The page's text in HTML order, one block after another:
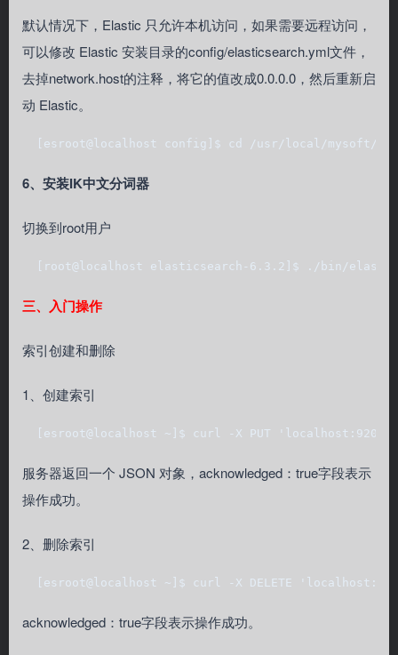
默认情况下，Elastic 只允许本机访问，如果需要远程访问，
可以修改 Elastic 安装目录的config/elasticsearch.yml文件，
去掉network.host的注释，将它的值改成0.0.0.0，然后重新启
动 Elastic。
[esroot@localhost config]$ cd /usr/local/mysoft/
6、安装IK中文分词器
切换到root用户
[root@localhost elasticsearch-6.3.2]$ ./bin/
三、入门操作
索引创建和删除
1、创建索引
[esroot@localhost ~]$ curl -X PUT
服务器返回一个 JSON 对象，acknowledged：true字段表示
操作成功。
2、删除索引
[esroot@localhost ~]$ curl -X DELETE
acknowledged：true字段表示操作成功。